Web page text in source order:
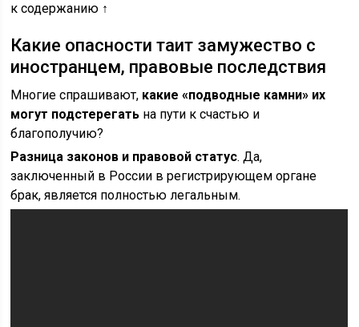
к содержанию ↑
Какие опасности таит замужество с
иностранцем, правовые последствия
Многие спрашивают, какие «подводные камни» их
могут подстерегать на пути к счастью и
благополучию?
Разница законов и правовой статус. Да,
заключенный в России в регистрирующем органе
брак, является полностью легальным.